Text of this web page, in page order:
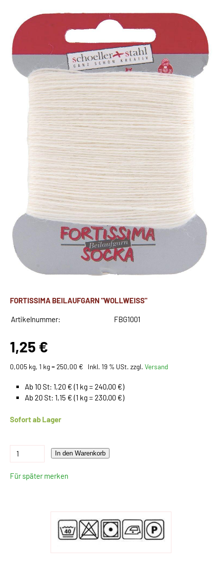
FORTISSIMA BEILAUFGARN "WOLLWEISS"
Artikelnummer: FBG1001
1,25 €
0,005 kg, 1 kg = 250,00 € Inkl. 19 % USt. zzgl. Versand
Ab 10 St: 1,20 € (1 kg = 240,00 €)
Ab 20 St: 1,15 € (1 kg = 230,00 €)
Sofort ab Lager
In den Warenkorb
Für später merken